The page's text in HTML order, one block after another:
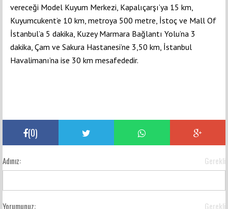
vereceği Model Kuyum Merkezi, Kapalıçarşı’ya 15 km,
Kuyumcukent’e 10 km, metroya 500 metre, İstoç ve Mall Of
İstanbul’a 5 dakika, Kuzey Marmara Bağlantı Yolu’na 3
dakika, Çam ve Sakura Hastanesi’ne 3,50 km, İstanbul
Havalimanı’na ise 30 km mesafededir.
(0)
Adınız: Gerekli
Yorumunuz: Gerekli